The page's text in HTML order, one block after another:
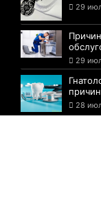
29
29
28